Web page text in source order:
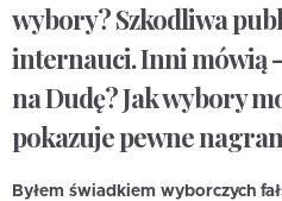
wybory? Szkodliwa
internauci. Inni mówią
na Dudę? Jak wybory
pokazuje pewne
Byłem świadkiem wyborczych